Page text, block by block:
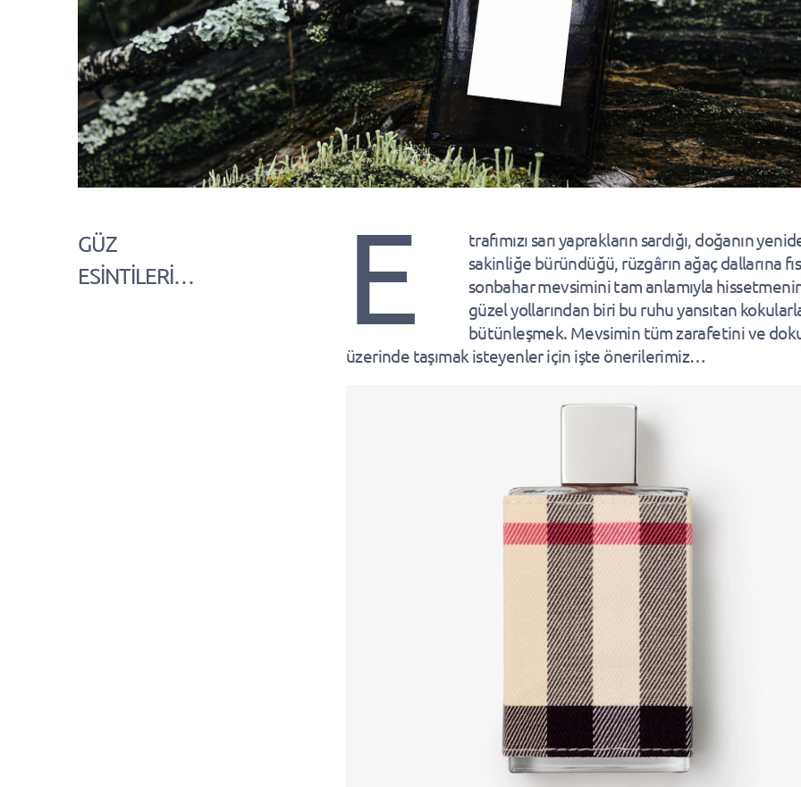
GÜZ
ESİNTİLERİ…
E
trafımızı sarı yaprakların sardığı, doğanın
sakinliğe büründüğü, rüzgârın ağaç dallarına
sonbahar mevsimini tam anlamıyla
güzel yollarından biri bu ruhu yansıtan
bütünleşmek. Mevsimin tüm zarafetini ve
üzerinde taşımak isteyenler için işte önerilerimiz…